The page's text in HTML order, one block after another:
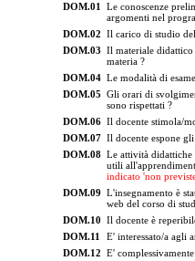
DOM.01
Le conoscenze
argomenti nel
DOM.02 Il carico di studio
DOM.03 Il materiale
materia ?
DOM.04 Le modalità di
DOM.05 Gli orari di
sono rispettati ?
DOM.06 Il docente stimola/
DOM.07 Il docente espone
DOM.08 Le attività
utili
indicato 'non
DOM.09 L'insegnamento è
web del corso di
DOM.10 Il docente è
DOM.11
E' interessato/a agli
DOM.12 E'